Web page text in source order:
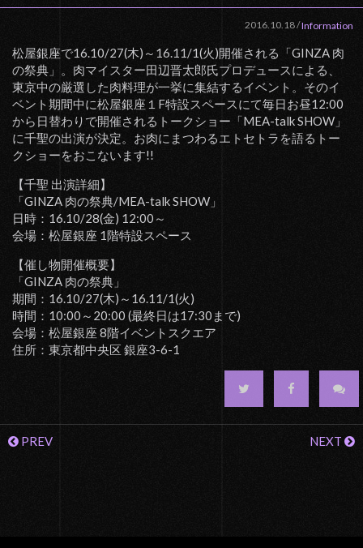
2016.10.18/Information
松屋銀座で16.10/27(木)～16.11/1(火)開催される「GINZA 肉
の祭典」。肉マイスター田辺晋太郎氏プロデュースによる、
東京中の厳選した肉料理が一挙に集結するイベント。そのイ
ベント期間中に松屋銀座１F特設スペースにて毎日お昼12:00
から日替わりで開催されるトークショー「MEA-talk SHOW」
に千聖の出演が決定。お肉にまつわるエトセトラを語るトー
クショーをおこないます!!
【千聖 出演詳細】
「GINZA 肉の祭典/MEA-talk SHOW」
日時：16.10/28(金) 12:00～
会場：松屋銀座 1階特設スペース
【催し物開催概要】
「GINZA 肉の祭典」
期間：16.10/27(木)～16.11/1(火)
時間：10:00～20:00 (最終日は17:30まで)
会場：松屋銀座 8階イベントスクエア
住所：東京都中央区 銀座3-6-1
PREV NEXT